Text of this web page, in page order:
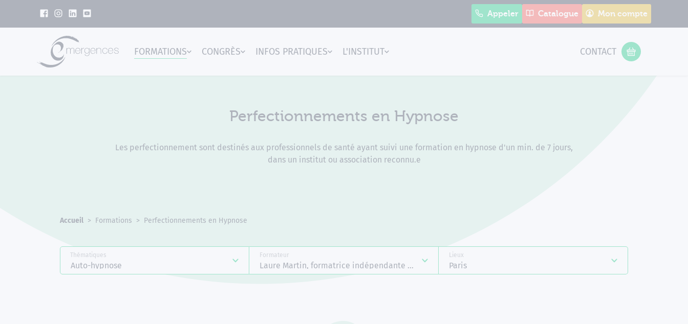
Appeler Catalogue Mon compte
Emergences
FORMATIONS CONGRÈS INFOS PRATIQUES L'INSTITUT CONTACT
VOTRE PANIER
Perfectionnements en Hypnose
Les perfectionnement sont destinés aux professionnels de santé ayant suivi une formation en hypnose d'un min. de 7 jours,
dans un institut ou association reconnu.e
Accueil Formations Perfectionnements en Hypnose
Thématiques
Auto-hypnose
Formateur
Laure Martin, formatrice indépendante Emergences
Lieux
Paris